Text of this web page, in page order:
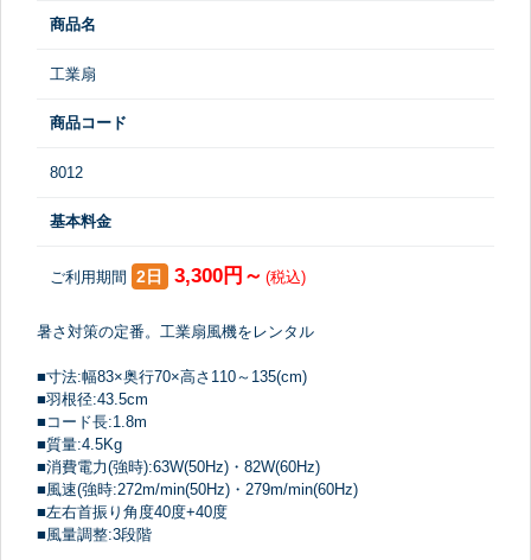
商品名
工業扇
商品コード
8012
基本料金
ご利用期間 2日 3,300円～ (税込)
暑さ対策の定番。工業扇風機をレンタル
■寸法:幅83×奥行70×高さ110～135(cm)
■羽根径:43.5cm
■コード長:1.8m
■質量:4.5Kg
■消費電力(強時):63W(50Hz)・82W(60Hz)
■風速(強時:272m/min(50Hz)・279m/min(60Hz)
■左右首振り角度40度+40度
■風量調整:3段階